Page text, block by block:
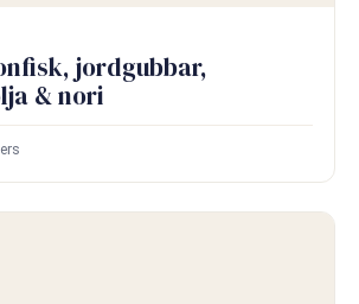
jordgubbar,
& nori